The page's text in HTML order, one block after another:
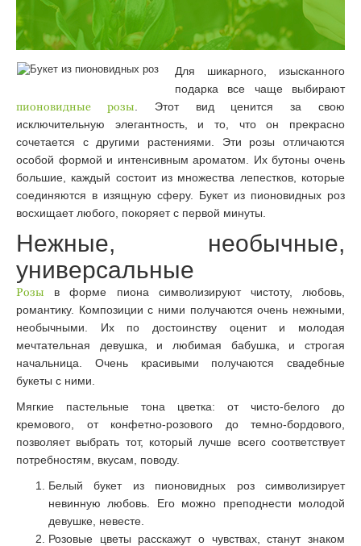
Для шикарного, изысканного
подарка все чаще выбирают
пионовидные розы . Этот вид ценится за свою
исключительную элегантность, и то, что он прекрасно
сочетается с другими растениями. Эти розы отличаются
особой формой и интенсивным ароматом. Их бутоны очень
большие, каждый состоит из множества лепестков, которые
соединяются в изящную сферу. Букет из пионовидных роз
восхищает любого, покоряет с первой минуты.
Нежные, необычные,
универсальные
Розы в форме пиона символизируют чистоту, любовь,
романтику. Композиции с ними получаются очень нежными,
необычными. Их по достоинству оценит и молодая
мечтательная девушка, и любимая бабушка, и строгая
начальница. Очень красивыми получаются свадебные
букеты с ними.
Мягкие пастельные тона цветка: от чисто-белого до
кремового, от конфетно-розового до темно-бордового,
позволяет выбрать тот, который лучше всего соответствует
потребностям, вкусам, поводу.
Белый букет из пионовидных роз символизирует
невинную любовь. Его можно преподнести молодой
девушке, невесте.
Розовые цветы расскажут о чувствах, станут знаком